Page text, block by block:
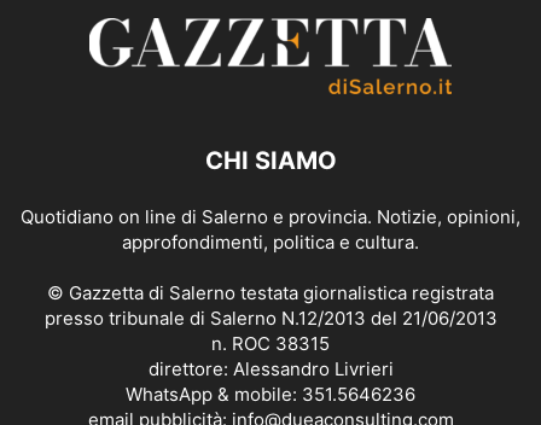
CHI SIAMO
Quotidiano on line di Salerno e provincia. Notizie, opinioni,
approfondimenti, politica e cultura.
© Gazzetta di Salerno testata giornalistica registrata
presso tribunale di Salerno N.12/2013 del 21/06/2013
n. ROC 38315
direttore: Alessandro Livrieri
WhatsApp & mobile: 351.5646236
email pubblicità: info@dueaconsulting.com